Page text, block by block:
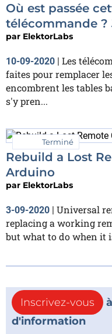
Où est passée
télécommande ?
par ElektorLabs
10-09-2020 | Les
faites pour remplacer
encombrent les tables
s'y pren...
Terminé
Rebuild a Lost
Arduino
par ElektorLabs
3-09-2020 | Universal
replacing a working
but what to do when it
Inscrivez-vous
d'information